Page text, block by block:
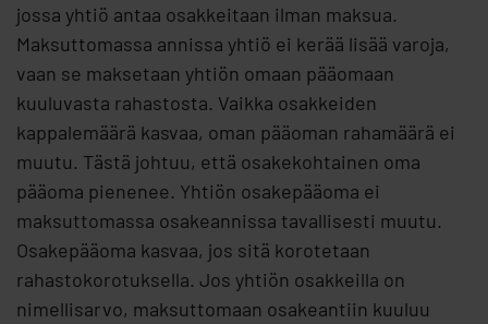
jossa yhtiö antaa osakkeitaan ilman maksua.
Maksuttomassa annissa yhtiö ei kerää lisää varoja,
vaan se maksetaan yhtiön omaan pääomaan
kuuluvasta rahastosta. Vaikka osakkeiden
kappalemäärä kasvaa, oman pääoman rahamäärä ei
muutu. Tästä johtuu, että osakekohtainen oma
pääoma pienenee. Yhtiön osakepääoma ei
maksuttomassa osakeannissa tavallisesti muutu.
Osakepääoma kasvaa, jos sitä korotetaan
rahastokorotuksella. Jos yhtiön osakkeilla on
nimellisarvo, maksuttomaan osakeantiin kuuluu